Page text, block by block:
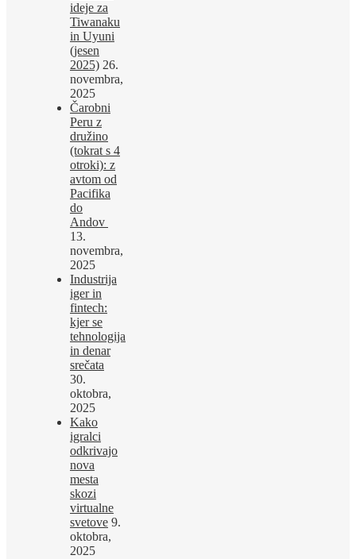
ideje za
Tiwanaku
in Uyuni
(jesen
2025) 26.
novembra,
2025
Čarobni
Peru z
družino
(tokrat s 4
otroki): z
avtom od
Pacifika
do
Andov
13.
novembra,
2025
Industrija
iger in
fintech:
kjer se
tehnologija
in denar
srečata
30.
oktobra,
2025
Kako
igralci
odkrivajo
nova
mesta
skozi
virtualne
svetove 9.
oktobra,
2025